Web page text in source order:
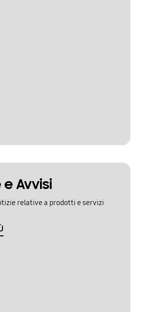
Avvisi
relative a prodotti e servizi